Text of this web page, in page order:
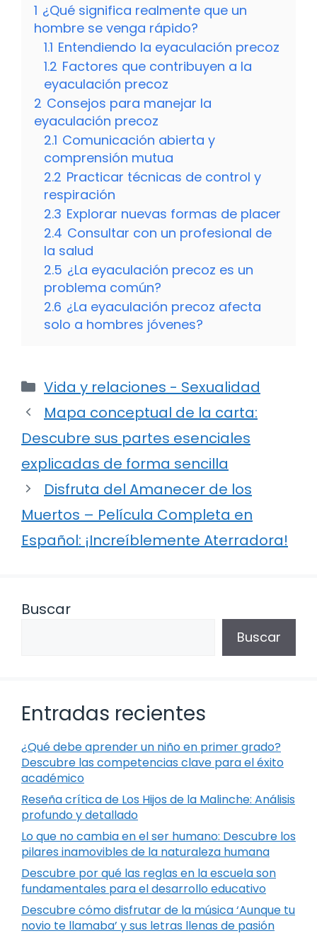
1 ¿Qué significa realmente que un
hombre se venga rápido?
1.1 Entendiendo la eyaculación precoz
1.2 Factores que contribuyen a la
eyaculación precoz
2 Consejos para manejar la
eyaculación precoz
2.1 Comunicación abierta y
comprensión mutua
2.2 Practicar técnicas de control y
respiración
2.3 Explorar nuevas formas de placer
2.4 Consultar con un profesional de
la salud
2.5 ¿La eyaculación precoz es un
problema común?
2.6 ¿La eyaculación precoz afecta
solo a hombres jóvenes?
Categorías
Vida y relaciones - Sexualidad
Mapa conceptual de la carta:
Descubre sus partes esenciales
explicadas de forma sencilla
Disfruta del Amanecer de los
Muertos – Película Completa en
Español: ¡Increíblemente Aterradora!
Buscar
Buscar
Entradas recientes
¿Qué debe aprender un niño en primer grado?
Descubre las competencias clave para el éxito
académico
Reseña crítica de Los Hijos de la Malinche: Análisis
profundo y detallado
Lo que no cambia en el ser humano: Descubre los
pilares inamovibles de la naturaleza humana
Descubre por qué las reglas en la escuela son
fundamentales para el desarrollo educativo
Descubre cómo disfrutar de la música ‘Aunque tu
novio te llamaba’ y sus letras llenas de pasión